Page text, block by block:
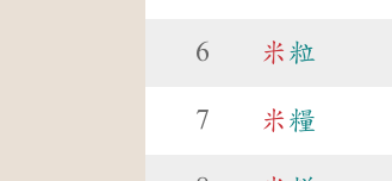
6 米 粒
7 米 糧